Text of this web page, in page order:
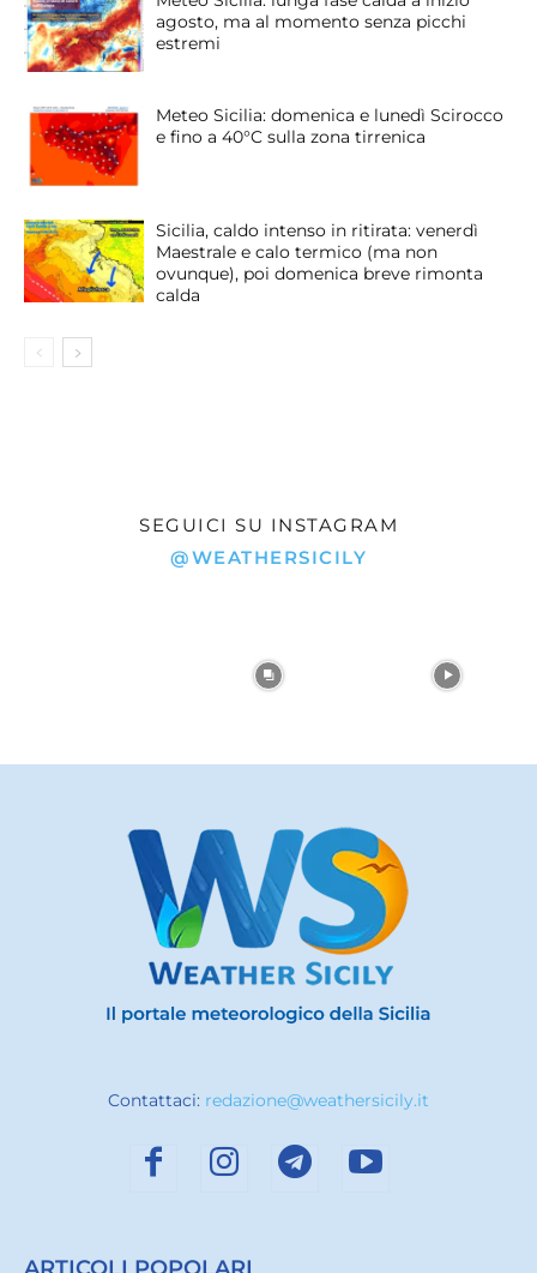
agosto, ma al momento senza picchi
estremi
Meteo Sicilia: domenica e lunedì Scirocco
e fino a 40°C sulla zona tirrenica
Sicilia, caldo intenso in ritirata: venerdì
Maestrale e calo termico (ma non
ovunque), poi domenica breve rimonta
calda
SEGUICI SU INSTAGRAM
@WEATHERSICILY
Contattaci: redazione@weathersicily.it